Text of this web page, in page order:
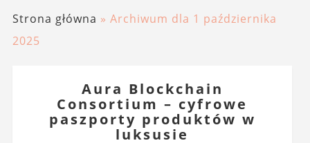
Strona główna » Archiwum dla 1 października
2025
Aura Blockchain
Consortium – cyfrowe
paszporty produktów w
luksusie